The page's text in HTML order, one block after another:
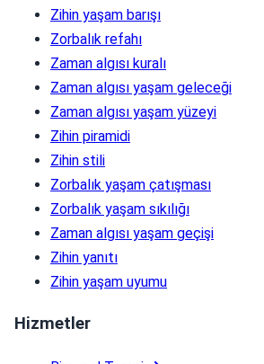
Zihin yaşam barışı
Zorbalık refahı
Zaman algısı kuralı
Zaman algısı yaşam geleceği
Zaman algısı yaşam yüzeyi
Zihin piramidi
Zihin stili
Zorbalık yaşam çatışması
Zorbalık yaşam sıkılığı
Zaman algısı yaşam geçişi
Zihin yanıtı
Zihin yaşam uyumu
Hizmetler